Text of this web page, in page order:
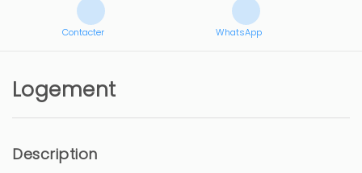
Contacter WhatsApp
Logement
Description